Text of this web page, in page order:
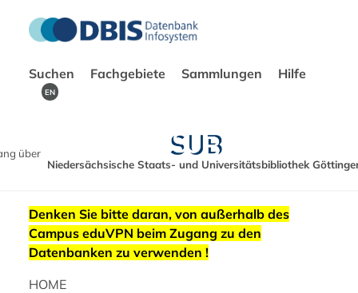
Suchen Fachgebiete Sammlungen Hilfe
EN
über
Niedersächsische Staats- und Universitätsbibliothek
Denken Sie bitte daran, von außerhalb des
Campus eduVPN beim Zugang zu den
Datenbanken zu verwenden !
HOME